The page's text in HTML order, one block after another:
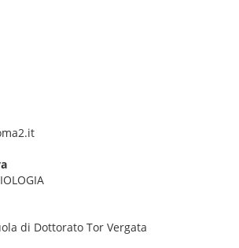
di Dottorato Tor Vergata